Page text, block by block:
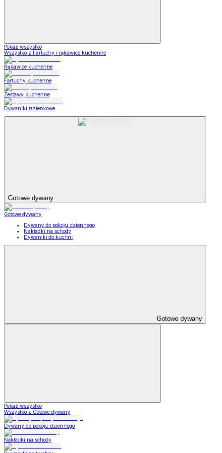
Pokaż wszystko
Wszystko z Fartuchy i rękawice kuchenne
Rękawice kuchenne
Fartuchy kuchenne
Zestawy kuchenne
Dywaniki łazienkowe
Gotowe dywany
Gotowe dywany
Dywany do pokoju dziennego
Nakładki na schody
Dywaniki do kuchni
Gotowe dywany
Pokaż wszystko
Wszystko z Gotowe dywany
Dywany do pokoju dziennego
Nakładki na schody